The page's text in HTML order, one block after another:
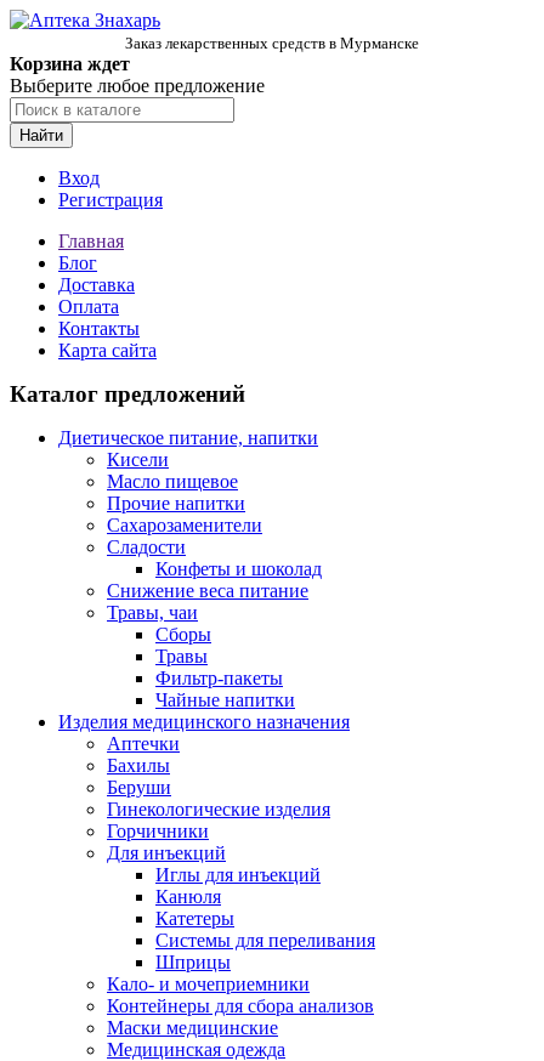
Заказ лекарственных средств в Мурманске
Корзина ждет
Выберите любое предложение
Найти
Вход
Регистрация
Главная
Блог
Доставка
Оплата
Контакты
Карта сайта
Каталог предложений
Диетическое питание, напитки
Кисели
Масло пищевое
Прочие напитки
Сахарозаменители
Сладости
Конфеты и шоколад
Снижение веса питание
Травы, чаи
Сборы
Травы
Фильтр-пакеты
Чайные напитки
Изделия медицинского назначения
Аптечки
Бахилы
Беруши
Гинекологические изделия
Горчичники
Для инъекций
Иглы для инъекций
Канюля
Катетеры
Системы для переливания
Шприцы
Кало- и мочеприемники
Контейнеры для сбора анализов
Маски медицинские
Медицинская одежда